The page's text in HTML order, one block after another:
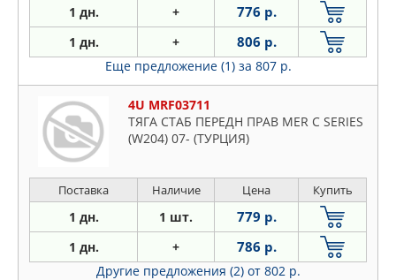
1 дн. + 776 р.
1 дн. + 806 р.
Еще предложение (1) за 807 р.
4U MRF03711
ТЯГА СТАБ ПЕРЕДН ПРАВ MER C SERIES
(W204) 07- (ТУРЦИЯ)
Поставка Наличие Цена Купить
1 дн. 1 шт. 779 р.
1 дн. + 786 р.
Другие предложения (2) от 802 р.